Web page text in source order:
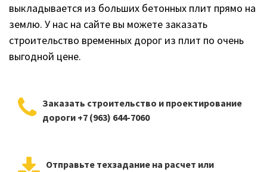
выкладывается из больших бетонных плит прямо на
землю. У нас на сайте вы можете заказать
строительство временных дорог из плит по очень
выгодной цене.
Заказать строительство и проектирование
дороги +7 (963) 644-7060
Отправьте техзадание на расчет или